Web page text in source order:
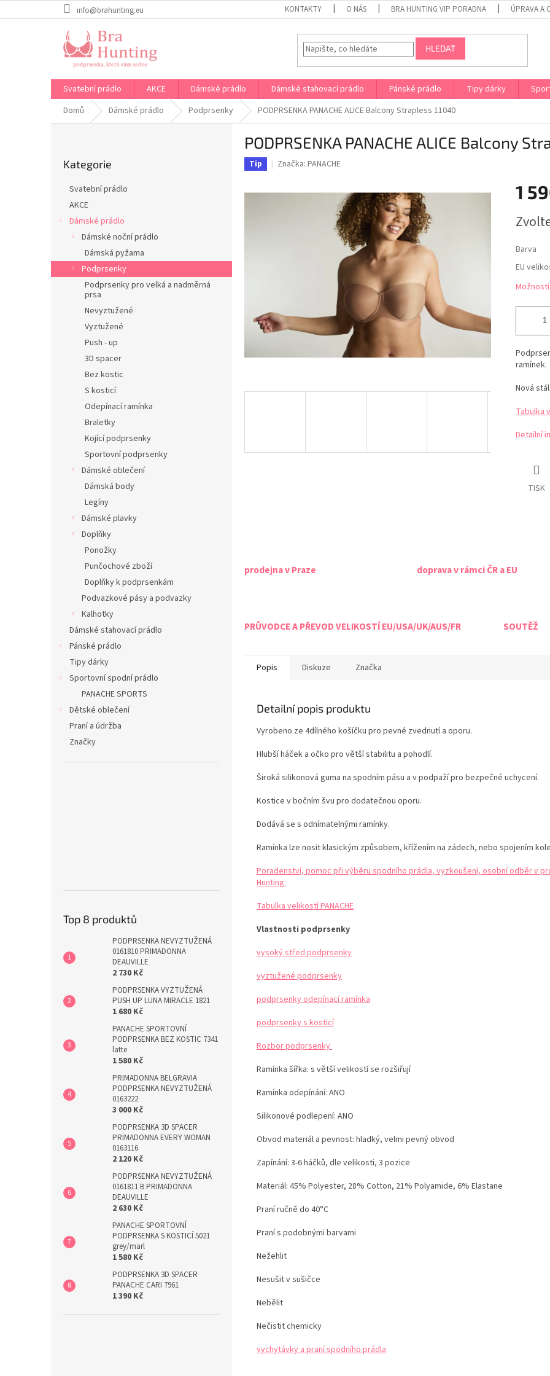
na
info@brahunting.eu KONTAKTY O NÁS BRA HUNTING VIP PORADNA ÚPRAVA A
HLEDAT
Svatební prádlo AKCE Dámské prádlo Dámské stahovací prádlo Pánské prádlo Tipy dárky
Domů
Dámské prádlo Podprsenky PODPRSENKA PANACHE ALICE Balcony Strapless 11040
a
n
kategorie
Kategorie
Svatební prádlo
AKCE
Dámské prádlo
Dámské noční prádlo
Dámská pyžama
Podprsenky
Podprsenky pro velká a nadměrná
prsa
Nevyztužené
Vyztužené
Push - up
3D spacer
Bez kostic
S kosticí
Odepínací ramínka
Braletky
Kojící podprsenky
Sportovní podprsenky
Dámské oblečení
Dámská body
Legíny
Dámské plavky
Doplňky
Ponožky
Punčochové zboží
Doplňky k podprsenkám
Podvazkové pásy a podvazky
Kalhotky
Dámské stahovací prádlo
Pánské prádlo
Tipy dárky
Sportovní spodní prádlo
PANACHE SPORTS
Dětské oblečení
Praní a údržba
Značky
Top 8 produktů
PODPRSENKA NEVYZTUŽENÁ
0161810 PRIMADONNA
DEAUVILLE
2 730 Kč
PODPRSENKA VYZTUŽENÁ
PUSH UP LUNA MIRACLE 1821
1 680 Kč
PANACHE SPORTOVNÍ
PODPRSENKA BEZ KOSTIC 7341
latte
1 580 Kč
PRIMADONNA BELGRAVIA
PODPRSENKA NEVYZTUŽENÁ
0163222
3 000 Kč
PODPRSENKA 3D SPACER
PRIMADONNA EVERY WOMAN
0163116
2 120 Kč
PODPRSENKA NEVYZTUŽENÁ
0161811 B PRIMADONNA
DEAUVILLE
2 630 Kč
PANACHE SPORTOVNÍ
PODPRSENKA S KOSTICÍ 5021
grey/marl
1 580 Kč
PODPRSENKA 3D SPACER
PANACHE CARI 7961
1 390 Kč
PODPRSENKA PANACHE ALICE Balcony
Tip Značka: PANACHE
1
cena:
Barva
EU
ramínek.
Nová
Tabulka
Detailní
TISK
prodejna v Praze doprava v rámci ČR a EU
PRŮVODCE A PŘEVOD VELIKOSTÍ EU/USA/UK/AUS/FR SOUTĚŽ
Popis Diskuze Značka
Detailní popis produktu
Vyrobeno ze 4dílného košíčku pro pevné zvednutí a oporu.
Hlubší háček a očko pro větší stabilitu a pohodlí.
Široká silikonová guma na spodním pásu a v podpaží pro bezpečné uchycení.
Kostice v bočním švu pro dodatečnou oporu.
Dodává se s odnímatelnými ramínky.
Ramínka lze nosit klasickým způsobem, křížením na zádech, nebo spojením
Poradenství, pomoc při výběru spodního prádla, vyzkoušení, osobní odběr v
Hunting.
Tabulka velikostí PANACHE
Vlastnosti podprsenky
vysoký střed podprsenky
vyztužené podprsenky
podprsenky odepínací ramínka
podprsenky s kosticí
Rozbor podprsenky
Ramínka šířka: s větší velikostí se rozšiřují
Ramínka odepínání: ANO
Silikonové podlepení: ANO
Obvod materiál a pevnost: hladký, velmi pevný obvod
Zapínání: 3-6 háčků, dle velikosti, 3 pozice
Materiál: 45% Polyester, 28% Cotton, 21% Polyamide, 6% Elastane
Praní ručně do 40°C
Praní s podobnými barvami
Nežehlit
Nesušit v sušičce
Nebělit
Nečistit chemicky
vychytávky a praní spodního prádla